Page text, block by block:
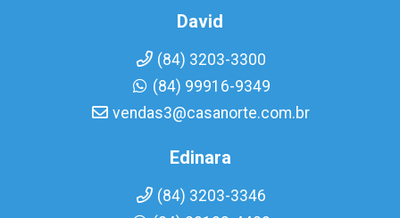
David
(84) 3203-3300
(84) 99916-9349
vendas3@casanorte.com.br
Edinara
(84) 3203-3346